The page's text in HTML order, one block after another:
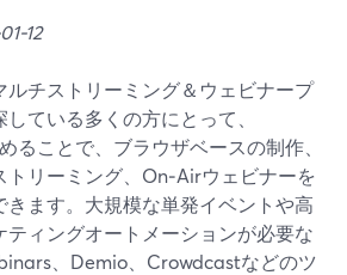
12
ルチストリーミング＆ウェビナープ
ている多くの方にとって、
ることで、ブラウザベースの制作、
トリーミング、On‑Airウェビナーを
ます。大規模な単発イベントや高
ティングオートメーションが必要な
、Demio、Crowdcastなどのツ